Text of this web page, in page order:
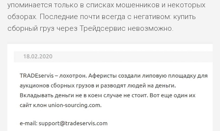
упоминается только в списках мошенников и некоторых
обзорах. Последние почти всегда с негативом: купить
сборный груз через Трейдсервис невозможно.